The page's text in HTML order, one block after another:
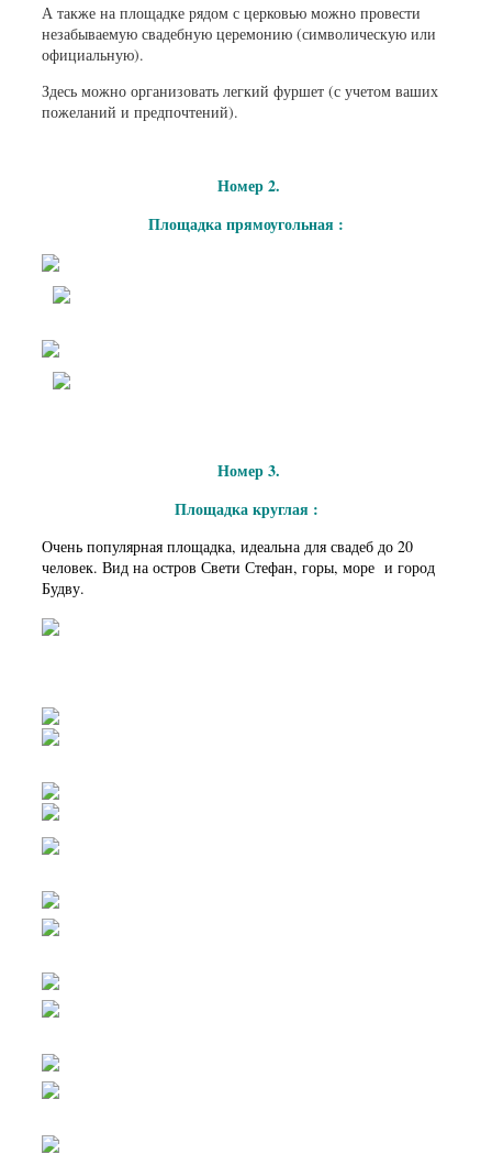
А также на площадке рядом с церковью можно провести
незабываемую свадебную церемонию (символическую или
официальную).
Здесь можно организовать легкий фуршет (с учетом ваших
пожеланий и предпочтений).
Номер 2.
Площадка прямоугольная :
Номер 3.
Площадка круглая :
Очень популярная площадка, идеальна для свадеб до 20
человек. Вид на остров Свети Стефан, горы, море и город
Будву.